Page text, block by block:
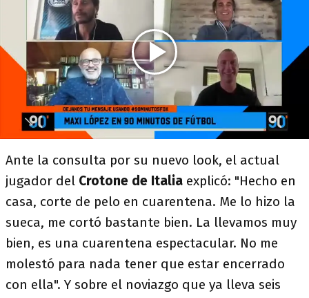
Ante la consulta por su nuevo look, el actual
jugador del Crotone de Italia explicó: "Hecho en
casa, corte de pelo en cuarentena. Me lo hizo la
sueca, me cortó bastante bien. La llevamos muy
bien, es una cuarentena espectacular. No me
molestó para nada tener que estar encerrado
con ella". Y sobre el noviazgo que ya lleva seis